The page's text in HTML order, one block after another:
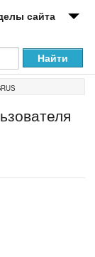
сайта